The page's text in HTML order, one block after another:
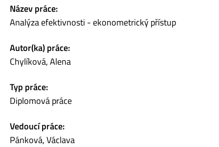
Název práce:
Analýza efektivnosti - ekonometrický přístup
Autor(ka) práce:
Chylíková, Alena
Typ práce:
Diplomová práce
Vedoucí práce:
Pánková, Václava